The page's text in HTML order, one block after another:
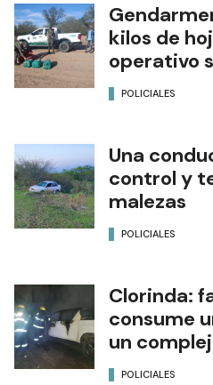
kilos de
operativo
POLICIALES
Una
control y
malezas
POLICIALES
Clorinda:
consume
un
POLICIALES